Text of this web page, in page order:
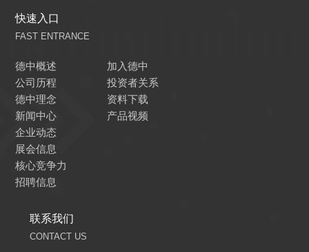
快速入口
FAST ENTRANCE
德中概述
公司历程
德中理念
新闻中心
企业动态
展会信息
核心竞争力
招聘信息
加入德中
投资者关系
资料下载
产品视频
联系我们
CONTACT US